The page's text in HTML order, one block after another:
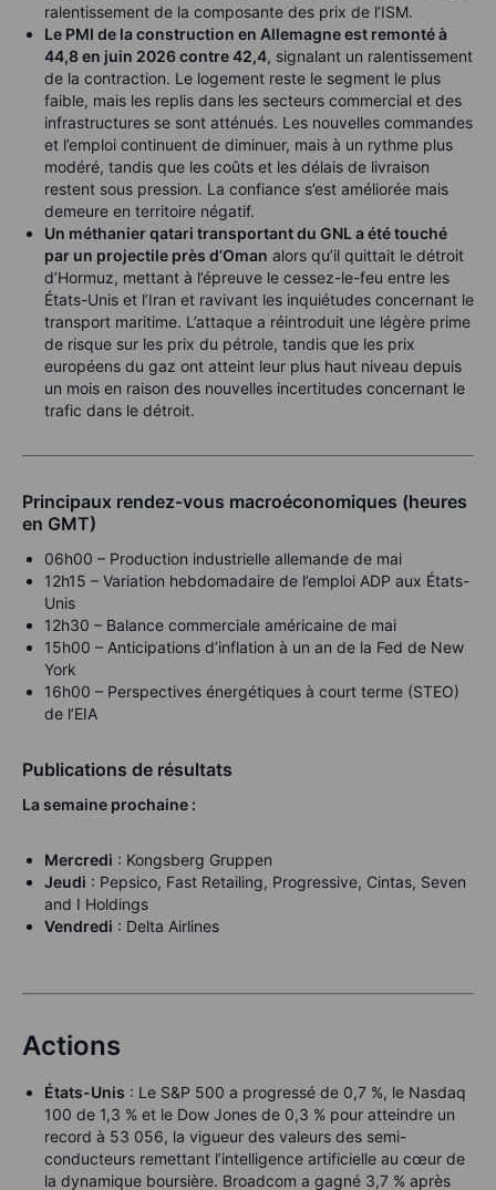
ralentissement de la composante des prix de l’ISM.
Le PMI de la construction en Allemagne est remonté à
44,8 en juin 2026 contre 42,4, signalant un ralentissement
de la contraction. Le logement reste le segment le plus
faible, mais les replis dans les secteurs commercial et des
infrastructures se sont atténués. Les nouvelles commandes
et l’emploi continuent de diminuer, mais à un rythme plus
modéré, tandis que les coûts et les délais de livraison
restent sous pression. La confiance s’est améliorée mais
demeure en territoire négatif.
Un méthanier qatari transportant du GNL a été touché
par un projectile près d’Oman alors qu’il quittait le détroit
d’Hormuz, mettant à l’épreuve le cessez-le-feu entre les
États-Unis et l’Iran et ravivant les inquiétudes concernant le
transport maritime. L’attaque a réintroduit une légère prime
de risque sur les prix du pétrole, tandis que les prix
européens du gaz ont atteint leur plus haut niveau depuis
un mois en raison des nouvelles incertitudes concernant le
trafic dans le détroit.
Principaux rendez-vous macroéconomiques (heures
en GMT)
06h00 – Production industrielle allemande de mai
12h15 – Variation hebdomadaire de l’emploi ADP aux États-
Unis
12h30 – Balance commerciale américaine de mai
15h00 – Anticipations d’inflation à un an de la Fed de New
York
16h00 – Perspectives énergétiques à court terme (STEO)
de l’EIA
Publications de résultats
La semaine prochaine :
Mercredi : Kongsberg Gruppen
Jeudi : Pepsico, Fast Retailing, Progressive, Cintas, Seven
and I Holdings
Vendredi : Delta Airlines
Actions
États-Unis : Le S&P 500 a progressé de 0,7 %, le Nasdaq
100 de 1,3 % et le Dow Jones de 0,3 % pour atteindre un
record à 53 056, la vigueur des valeurs des semi-
conducteurs remettant l’intelligence artificielle au cœur de
la dynamique boursière. Broadcom a gagné 3,7 % après